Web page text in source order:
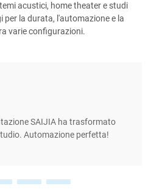
acustici, home theater e studi
per la durata, l'automazione e la
varie configurazioni.
SAIJIA ha trasformato
Automazione perfetta!